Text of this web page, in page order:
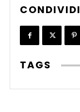
CONDIVIDI
TAGS